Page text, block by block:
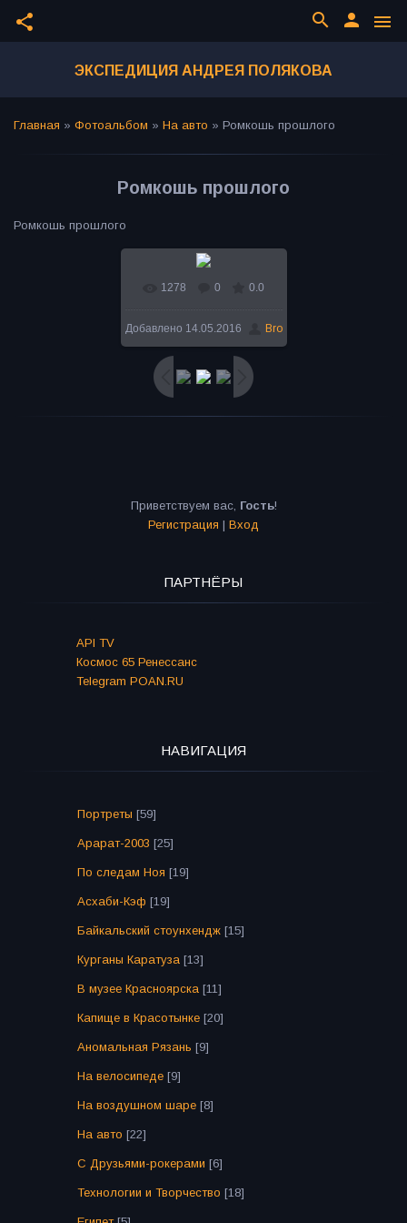
share menu
person
search
ЭКСПЕДИЦИЯ АНДРЕЯ ПОЛЯКОВА
Главная » Фотоальбом » На авто » Ромкошь прошлого
Ромкошь прошлого
Ромкошь прошлого
В реальном размере
600x350/ 82.7Kb
1278 0 0.0
Добавлено 14.05.2016 Bro
Приветствуем вас, Гость!
Регистрация | Вход
ПАРТНЁРЫ
API TV
Космос 65 Ренессанс
Telegram POAN.RU
НАВИГАЦИЯ
Портреты [59]
Арарат-2003 [25]
По следам Ноя [19]
Асхаби-Кэф [19]
Байкальский стоунхендж [15]
Курганы Каратуза [13]
В музее Красноярска [11]
Капище в Красотынке [20]
Аномальная Рязань [9]
На велосипеде [9]
На воздушном шаре [8]
На авто [22]
С Друзьями-рокерами [6]
Технологии и Творчество [18]